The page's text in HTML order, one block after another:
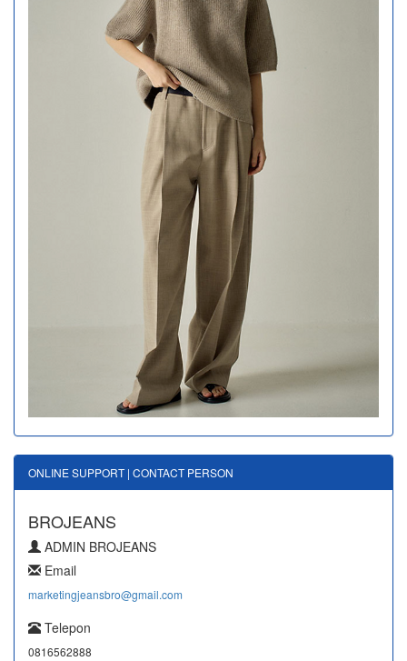
ONLINE SUPPORT | CONTACT PERSON
BROJEANS
ADMIN BROJEANS
Email
marketingjeansbro@gmail.com
Telepon
0816562888